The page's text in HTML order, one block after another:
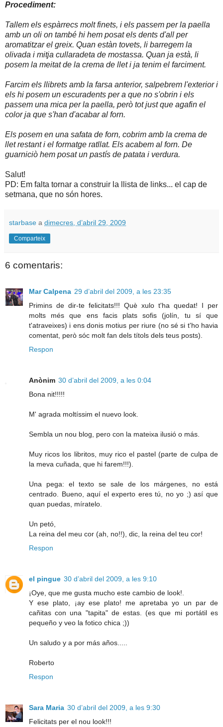
Procediment:
Tallem els espàrrecs molt finets, i els passem per la paella
amb un oli on també hi hem posat els dents d'all per
aromatitzar el greix. Quan estàn tovets, li barregem la
olivada i mitja cullaradeta de mostassa. Quan ja està, li
posem la meitat de la crema de llet i ja tenim el farciment.
Farcim els llibrets amb la farsa anterior, salpebrem l'exterior i
els hi posem un escuradents per a que no s'obrin i els
passem una mica per la paella, però tot just que agafin el
color ja que s'han d'acabar al forn.
Els posem en una safata de forn, cobrim amb la crema de
llet restant i el formatge ratllat. Els acabem al forn. De
guarniciò hem posat un pastís de patata i verdura.
Salut!
PD: Em falta tornar a construir la llista de links... el cap de
setmana, que no són hores.
starbase a dimecres, d’abril 29, 2009
Comparteix
6 comentaris:
Mar Calpena 29 d’abril del 2009, a les 23:35
Primins de dir-te felicitats!!! Què xulo t'ha quedat! I per
molts més que ens facis plats sofis (jolín, tu sí que
t'atraveixes) i ens donis motius per riure (no sé si t'ho havia
comentat, però sóc molt fan dels títols dels teus posts).
Respon
Anònim 30 d’abril del 2009, a les 0:04
Bona nit!!!!!
M' agrada moltíssim el nuevo look.
Sembla un nou blog, pero con la mateixa ilusió o más.
Muy ricos los libritos, muy rico el pastel (parte de culpa de
la meva cuñada, que hi farem!!!).
Una pega: el texto se sale de los márgenes, no está
centrado. Bueno, aquí el experto eres tú, no yo ;) así que
quan puedas, míratelo.
Un petó,
La reina del meu cor (ah, no!!), dic, la reina del teu cor!
Respon
el pingue 30 d’abril del 2009, a les 9:10
¡Oye, que me gusta mucho este cambio de look!.
Y ese plato, ¡ay ese plato! me apretaba yo un par de
cañitas con una "tapita" de estas. (es que mi portátil es
pequeño y veo la fotico chica ;))
Un saludo y a por más años.....
Roberto
Respon
Sara Maria 30 d’abril del 2009, a les 9:30
Felicitats per el nou look!!!